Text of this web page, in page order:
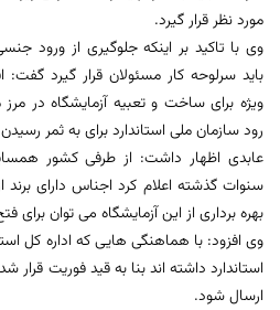
مورد نظر قرار گیرد.
وی با تاکید بر اینکه جلوگیری از ورود
باید سرلوحه کار مسئولان قرار گیرد
ویژه برای ساخت و تعبیه آزمایشگاه در
رود سازمان ملی استاندارد برای به ثمر
عابدی اظهار داشت: از طرفی کشور
سنوات گذشته اعلام کرد اجناس دارای
بهره برداری از این آزمایشگاه می توان برای
وی افزود: با هماهنگی هایی که اداره کل
استاندارد داشته اند بنا به قید فوریت قرار
ارسال شود.